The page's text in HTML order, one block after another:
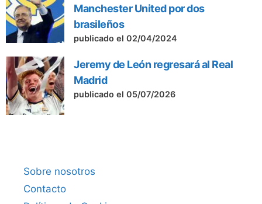
Manchester United por dos
brasileños
publicado el 02/04/2024
Jeremy de León regresará al Real
Madrid
publicado el 05/07/2026
Sobre nosotros
Contacto